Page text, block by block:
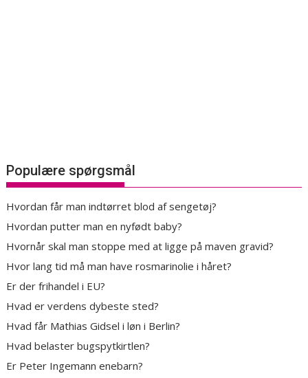
Populære spørgsmål
Hvordan får man indtørret blod af sengetøj?
Hvordan putter man en nyfødt baby?
Hvornår skal man stoppe med at ligge på maven gravid?
Hvor lang tid må man have rosmarinolie i håret?
Er der frihandel i EU?
Hvad er verdens dybeste sted?
Hvad får Mathias Gidsel i løn i Berlin?
Hvad belaster bugspytkirtlen?
Er Peter Ingemann enebarn?